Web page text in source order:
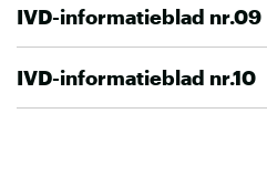
IVD-informatieblad nr.09
IVD-informatieblad nr.10